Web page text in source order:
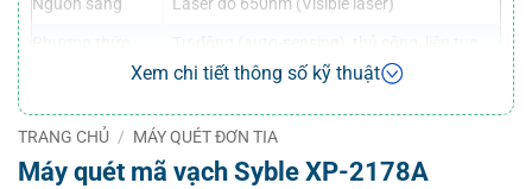
Nguồn sáng
Laser đỏ 650nm (Visible laser)
(manually, automatically, successively)
0 – 280 mm
Tốc độ quét
300 scans/giây (300 scans/second)
Xem chi tiết thông số kỹ thuật
TRANG CHỦ / MÁY QUÉT ĐƠN TIA
Máy quét mã vạch Syble XP-2178A